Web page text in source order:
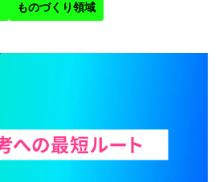
ものづくり領域